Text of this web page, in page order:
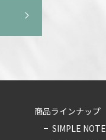
商品ラインナップ
SIMPLE NOTE